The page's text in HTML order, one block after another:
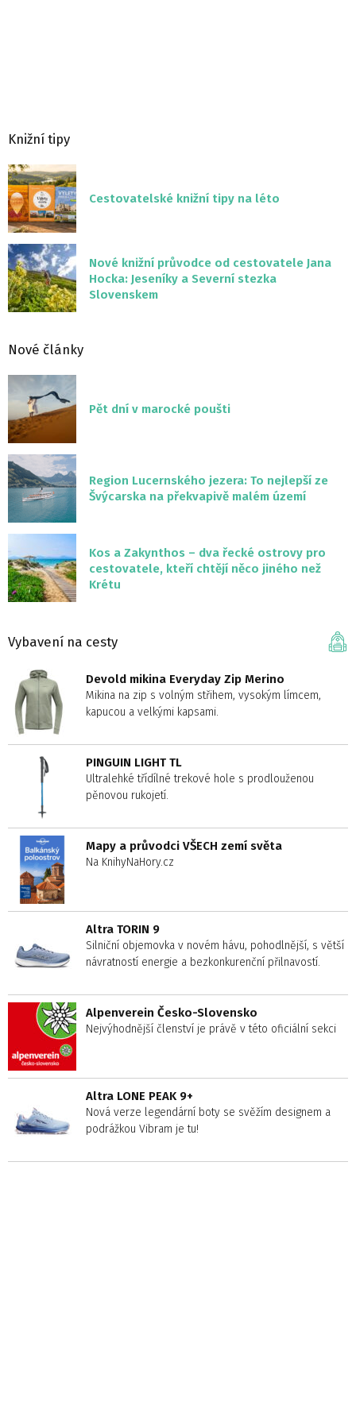
Knižní tipy
Cestovatelské knižní tipy na léto
Nové knižní průvodce od cestovatele Jana
Hocka: Jeseníky a Severní stezka
Slovenskem
Nové články
Pět dní v marocké poušti
Region Lucernského jezera: To nejlepší ze
Švýcarska na překvapivě malém území
Kos a Zakynthos – dva řecké ostrovy pro
cestovatele, kteří chtějí něco jiného než
Krétu
Vybavení na cesty
Devold mikina Everyday Zip Merino
Mikina na zip s volným střihem, vysokým límcem,
kapucou a velkými kapsami.
PINGUIN LIGHT TL
Ultralehké třídílné trekové hole s prodlouženou
pěnovou rukojetí.
Mapy a průvodci VŠECH zemí světa
Na KnihyNaHory.cz
Altra TORIN 9
Silniční objemovka v novém hávu, pohodlnější, s větší
návratností energie a bezkonkurenční přilnavostí.
Alpenverein Česko-Slovensko
Nejvýhodnější členství je právě v této oficiální sekci
Altra LONE PEAK 9+
Nová verze legendární boty se svěžím designem a
podrážkou Vibram je tu!